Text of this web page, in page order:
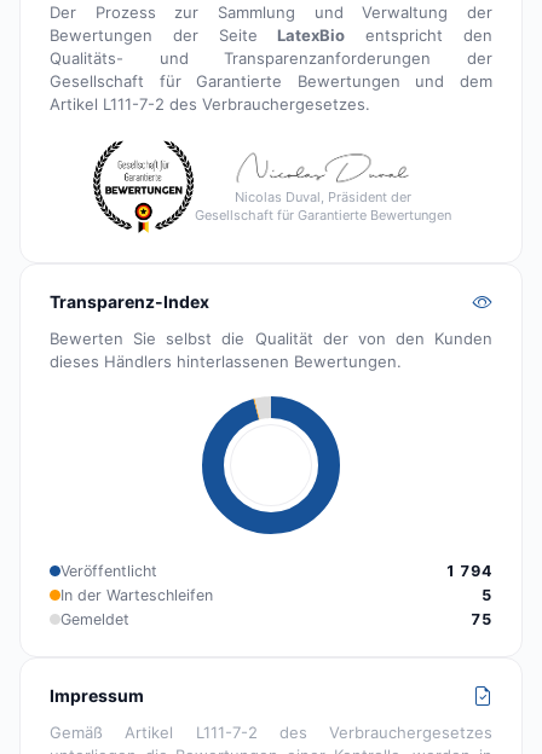
Der Prozess zur Sammlung und Verwaltung der
Bewertungen der SeiteLatexBio entspricht den
Qualitäts- und Transparenzanforderungen der
Gesellschaft für Garantierte Bewertungen und dem
Artikel L111-7-2 des Verbrauchergesetzes.
Nicolas Duval, Präsident der
Gesellschaft für Garantierte Bewertungen
Transparenz-Index
Bewerten Sie selbst die Qualität der von den Kunden
dieses Händlers hinterlassenen Bewertungen.
Veröffentlicht
1 794
In der Warteschleifen
5
Gemeldet
75
Impressum
Gemäß Artikel L111-7-2 des Verbrauchergesetzes